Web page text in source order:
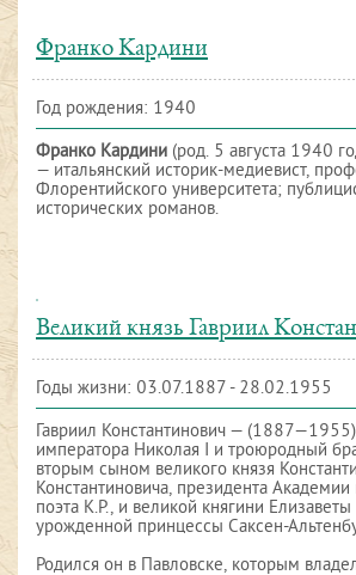
Франко Кардини
Год рождения: 1940
Франко Кардини (род. 5 августа 1940
— итальянский историк-медиевист,
Флорентийского университета;
исторических романов.
Великий князь Гавриил
Годы жизни: 03.07.1887 - 28.02.1955
Гавриил Константинович —
императора Николая I и троюродный
вторым сыном великого князя
Константиновича, президента Академии
поэта К.Р., и великой княгини
урожденной принцессы Саксен-
Родился он в Павловске, которым